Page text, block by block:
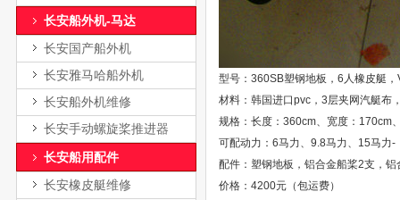
长安船外机-马达
长安国产船外机
长安雅马哈船外机
长安船外机维修
长安手动螺旋桨推进器
长安船用配件
长安橡皮艇维修
型号：360SB塑钢地板，6人橡皮艇
材料：韩国进口pvc，3层夹网汽艇布
规格：长度：360cm、宽度：170cm
可配动力：6马力、9.8马力、15马力-
配件：塑钢地板，铝合金船桨2支，
价格：4200元（包运费）